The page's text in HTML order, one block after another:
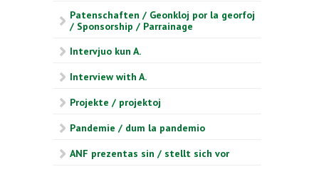
Patenschaften / Geonkloj por la georfoj
/ Sponsorship / Parrainage
Intervjuo kun A.
Interview with A.
Projekte / projektoj
Pandemie / dum la pandemio
ANF prezentas sin / stellt sich vor